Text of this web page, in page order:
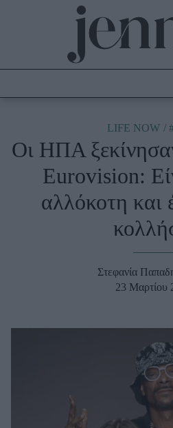
Culture
Fashion
Shopping
Styling Tips
Υγεία + Διατροφή
LIFE NOW
Oι ΗΠΑ
Eurovision:
αλλόκοτη και
Στεφανία
23 Μαρτίου